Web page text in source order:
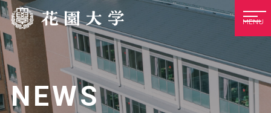
MENU
NEWS